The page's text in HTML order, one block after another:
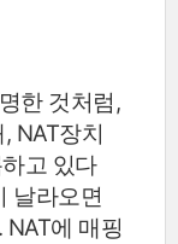
한 것처럼,
NAT장치
고 있다
날라오면
에 매핑